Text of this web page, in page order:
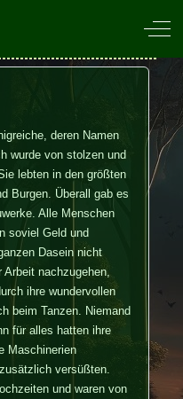
Off-
deren Namen
wurde von stolzen und
lebten in den größten
Burgen. Überall gab es
Alle Menschen
soviel Geld und
Dasein nicht
nachzugehen,
ihre wundervollen
beim Tanzen. Niemand
für alles hatten ihre
Maschinerien
versüßten.
und waren von